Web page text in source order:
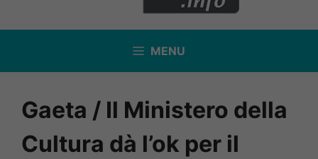
MENU
Gaeta / Il Ministero della
Cultura dà l’ok per il